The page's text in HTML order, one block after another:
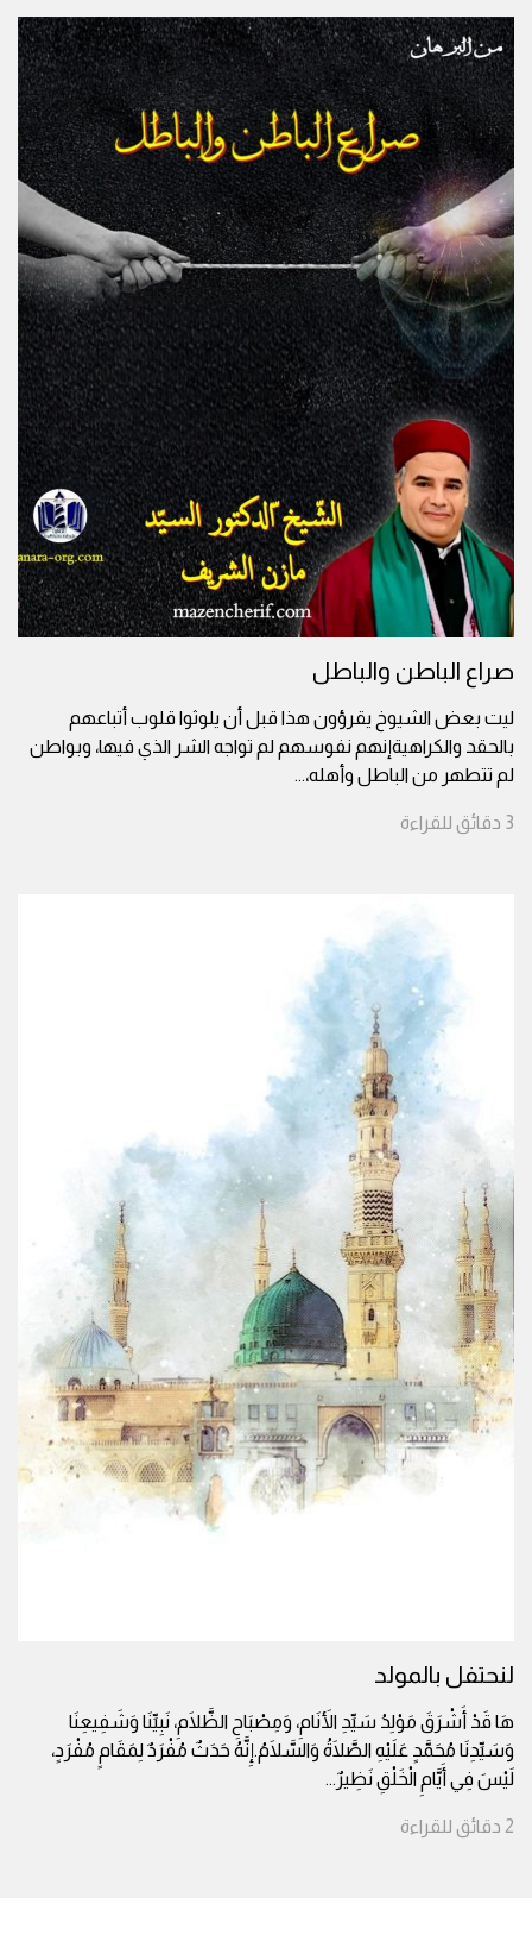
صراع الباطن والباطل
ليت بعض الشيوخ يقرؤون هذا قبل أن يلوثوا قلوب أتباعهم
بالحقد والكراهيةإنهم نفوسهم لم تواجه الشر الذي فيها، وبواطن
لم تتطهر من الباطل وأهله،...
3 دقائق للقراءة
لنحتفل بالمولد
هَا قَدْ أَشْرَقَ مَوْلِدُ سَيِّدِ الأَنَامِ، وَمِصْبَاحِ الظَّلَامِ، نَبِيِّنَا وَشَفِيعِنَا
وَسَيِّدِنَا مُحَمَّدٍ عَلَيْهِ الصَّلَاةُ وَالسَّلَامُ.إِنَّهُ حَدَثٌ مُفْرَدٌ لِمَقَامٍ مُفْرَدٍ،
لَيْسَ فِي أَيَّامِ الْخَلْقِ نَظِيرٌ...
2 دقائق للقراءة